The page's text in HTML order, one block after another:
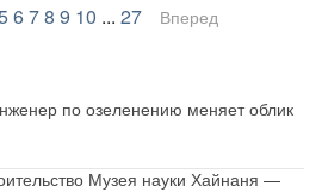
678 9 10 ... 27 Вперед
по озеленению меняет облик
Музея науки Хайнаня —